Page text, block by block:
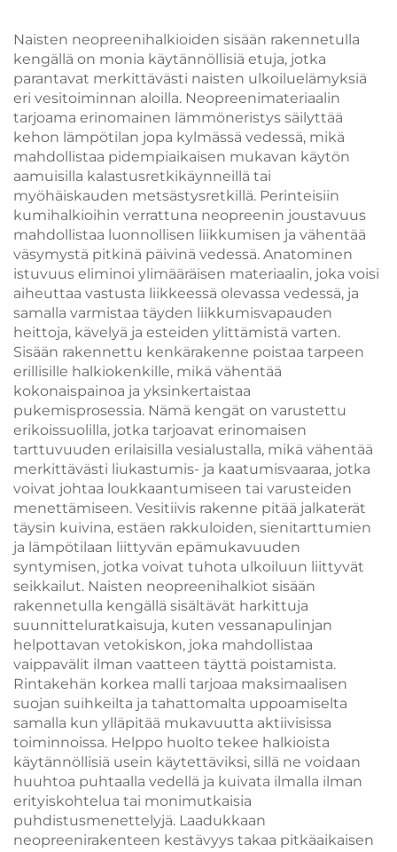
villakengillä
Naisten neopreenihalkioiden sisään rakennetulla
kengällä on monia käytännöllisiä etuja, jotka
parantavat merkittävästi naisten ulkoiluelämyksiä
eri vesitoiminnan aloilla. Neopreenimateriaalin
tarjoama erinomainen lämmöneristys säilyttää
kehon lämpötilan jopa kylmässä vedessä, mikä
mahdollistaa pidempiaikaisen mukavan käytön
aamuisilla kalastusretkikäynneillä tai
myöhäiskauden metsästysretkillä. Perinteisiin
kumihalkioihin verrattuna neopreenin joustavuus
mahdollistaa luonnollisen liikkumisen ja vähentää
väsymystä pitkinä päivinä vedessä. Anatominen
istuvuus eliminoi ylimääräisen materiaalin, joka voisi
aiheuttaa vastusta liikkeessä olevassa vedessä, ja
samalla varmistaa täyden liikkumisvapauden
heittoja, kävelyä ja esteiden ylittämistä varten.
Sisään rakennettu kenkärakenne poistaa tarpeen
erillisille halkiokenkille, mikä vähentää
kokonaispainoa ja yksinkertaistaa
pukemisprosessia. Nämä kengät on varustettu
erikoissuolilla, jotka tarjoavat erinomaisen
tarttuvuuden erilaisilla vesialustalla, mikä vähentää
merkittävästi liukastumis- ja kaatumisvaaraa, jotka
voivat johtaa loukkaantumiseen tai varusteiden
menettämiseen. Vesitiivis rakenne pitää jalkaterät
täysin kuivina, estäen rakkuloiden, sienitarttumien
ja lämpötilaan liittyvän epämukavuuden
syntymisen, jotka voivat tuhota ulkoiluun liittyvät
seikkailut. Naisten neopreenihalkiot sisään
rakennetulla kengällä sisältävät harkittuja
suunnitteluratkaisuja, kuten vessanapulinjan
helpottavan vetokiskon, joka mahdollistaa
vaippavälit ilman vaatteen täyttä poistamista.
Rintakehän korkea malli tarjoaa maksimaalisen
suojan suihkeilta ja tahattomalta uppoamiselta
samalla kun ylläpitää mukavuutta aktiivisissa
toiminnoissa. Helppo huolto tekee halkioista
käytännöllisiä usein käytettäviksi, sillä ne voidaan
huuhtoa puhtaalla vedellä ja kuivata ilmalla ilman
erityiskohtelua tai monimutkaisia
puhdistusmenettelyjä. Laadukkaan
neopreenirakenteen kestävyys takaa pitkäaikaisen